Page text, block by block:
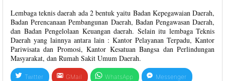
Lembaga teknis daerah ada 2 bentuk yaitu Badan Kepegawaian Daerah,
Badan Perencanaan Pembangunan Daerah, Badan Pengawasan Daerah,
dan Badan Pengelolaan Keuangan daerah. Selain itu lembaga Teknis
Daerah yang lainnya antara lain : Kantor Pelayanan Terpadu, Kantor
Pariwisata dan Promosi, Kantor Kesatuan Bangsa dan Perlindungan
Masyarakat, dan Rumah Sakit Umum Daerah.
Twitter GMail WhatsApp Messenger